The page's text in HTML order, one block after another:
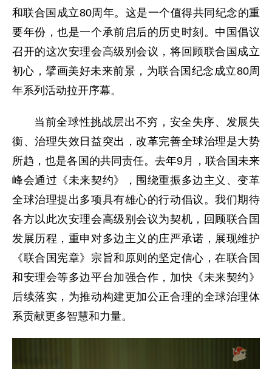
和联合国成立80周年。这是一个值得共同纪念的重
要年份，也是一个承前启后的历史时刻。中国倡议
召开的这次安理会高级别会议，将回顾联合国成立
初心，擘画美好未来前景，为联合国纪念成立80周
年系列活动拉开序幕。
当前全球性挑战层出不穷，安全失序、发展失
衡、治理失效日益突出，改革完善全球治理是大势
所趋，也是各国的共同责任。去年9月，联合国未来
峰会通过《未来契约》，围绕重振多边主义、变革
全球治理提出多项具有雄心的行动倡议。我们期待
各方以此次安理会高级别会议为契机，回顾联合国
发展历程，重申对多边主义的庄严承诺，展现维护
《联合国宪章》宗旨和原则的坚定信心，在联合国
和安理会等多边平台加强合作，加快《未来契约》
后续落实，为推动构建更加公正合理的全球治理体
系贡献更多智慧和力量。